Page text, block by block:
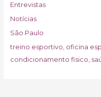
Entrevistas
Notícias
São Paulo
treino esportivo, oficina
condicionamento fisico,